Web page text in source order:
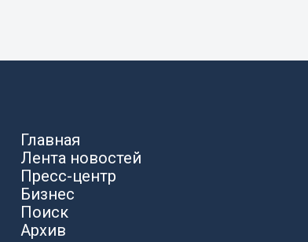
Главная
Лента новостей
Пресс-центр
Бизнес
Поиск
Архив